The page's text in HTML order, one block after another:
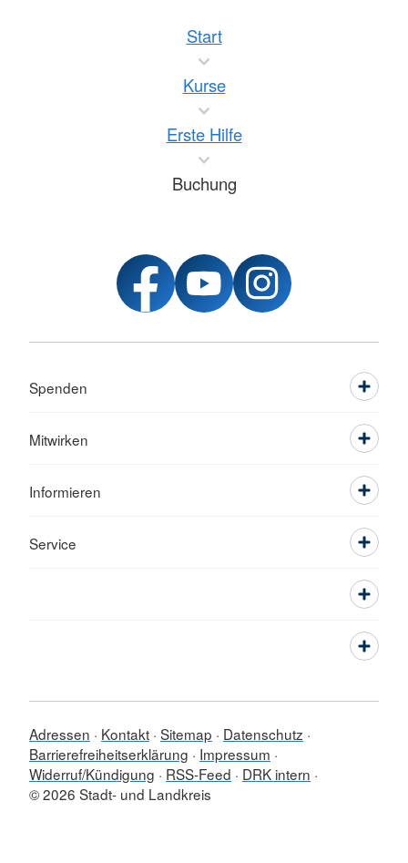
Start
Kurse
Erste Hilfe
Buchung
Spenden
Mitwirken
Informieren
Service
Adressen Kontakt Sitemap
Datenschutz
Barrierefreiheitserklärung
Impressum
Widerruf/Kündigung
RSS-Feed
DRK intern
© 2026 Stadt- und Landkreis